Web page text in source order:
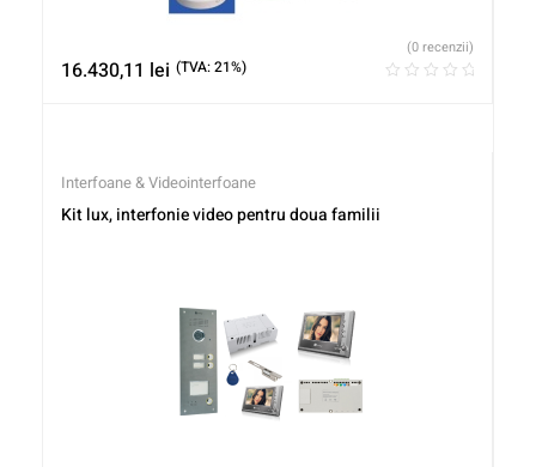
16.430,11 lei (TVA: 21%)
(0 recenzii)
Interfoane & Videointerfoane
Kit lux, interfonie video pentru doua familii